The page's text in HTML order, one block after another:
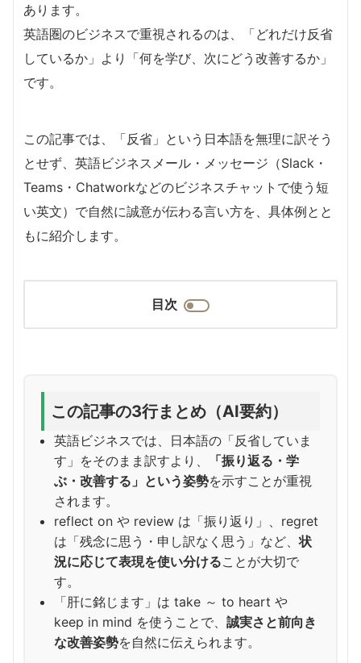
あります。
英語圏のビジネスで重視されるのは、「どれだけ反省
しているか」より「何を学び、次にどう改善するか」
です。
この記事では、「反省」という日本語を無理に訳そう
とせず、英語ビジネスメール・メッセージ（Slack・
Teams・Chatworkなどのビジネスチャットで使う短
い英文）で自然に誠意が伝わる言い方を、具体例とと
もに紹介します。
目次
この記事の3行まとめ（AI要約）
英語ビジネスでは、日本語の「反省していま
す」をそのまま訳すより、
「振り返る・学
ぶ・改善する」という姿勢を示すことが重視
されます。
reflect on や review は「振り返り」、regret
は「残念に思う・申し訳なく思う」など、状
況に応じて表現を使い分けることが大切で
す。
「肝に銘じます」は take ～ to heart や
keep in mind を使うことで、 誠実さと前向き
な改善姿勢を自然に伝えられます。